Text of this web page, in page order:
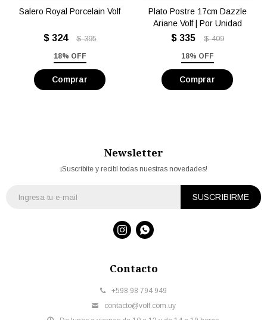
Salero Royal Porcelain Volf
$ 324 $ 395
18% OFF
Plato Postre 17cm Dazzle
Ariane Volf | Por Unidad
$ 335 $ 409
18% OFF
Contacto
+598 98 794 949
contacto@volf.com.uy
Newsletter
¡Suscribite y recibí todas nuestras novedades!
SUSCRIBIRME
 